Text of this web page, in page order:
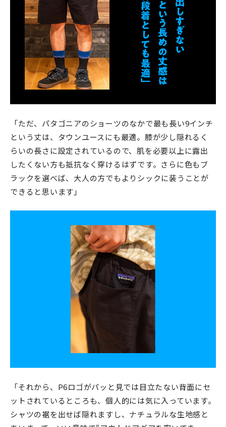
「ただ、パタゴニアのショーツのなかで最も長い9インチ
という丈は、タウンユースにも最適。膝が少し隠れるく
らいの長さに設定されているので、肌を必要以上に露出
したくない方も抵抗なく穿けるはずです。さらに色もブ
ラックを選べば、大人の方でもよりシックに装うことが
できると思います」
「それから、P6ロゴがパッと見では目立たない背面にセ
ットされているところも、個人的には気に入っています。
シャツの裾を出せば隠れますし、ナチュラルな生地感と